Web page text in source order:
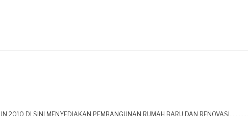
DI SINI MENYEDIAKAN PEMBANGUNAN RUMAH BARU DAN RENOVASI............ Ali mitra sejahtera